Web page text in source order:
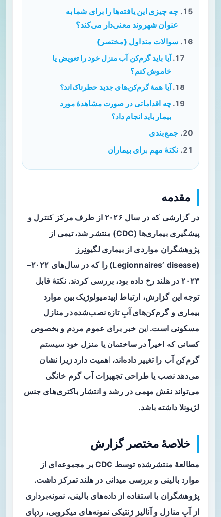
چه چیزی این یافته‌ها را برای شما به
عنوان شهروند معنی‌دار می‌کند؟
سوالات متداول (مختصر)
آیا باید گرم‌کن آب منزل خود را تعویض یا
خاموش کنم؟
آیا همهٔ گرم‌کن‌های جدید خطرناک‌اند؟
چه اقداماتی در صورت مشاهدهٔ مورد
بیمار باید انجام داد؟
جمع‌بندی
نکتهٔ مهم برای بیماران
مقدمه
در گزارشی که در سال ۲۰۲۶ از طرف مرکز کنترل و
پیشگیری بیماری‌ها (CDC) منتشر شد، تیمی از
پژوهشگران مواردی ازبیماری لگیونِرز
(Legionnaires’ disease) را که در سال‌های ۲۰۲۲–
۲۰۲۳ در هلند رخ داده بود، بررسی کردند. نکتهٔ قابل
توجه این گزارش، ارتباط اپیدمیولوژیک بین موارد
بیماری وگرم‌کن‌های آبِ تازه نصب‌شده در منازل
مسکونی است. این خبر برای عموم مردم و بخصوص
کسانی که اخیراً در ساختمان یا منزل خود سیستم
گرم‌کن آب را تغییر داده‌اند، اهمیت دارد زیرا نشان
می‌دهد نصب یا طراحی تجهیزات آب گرم خانگی
می‌تواند نقش مهمی در رشد و انتشار باکتری‌های جنس
لژیونلاداشته باشد.
خلاصهٔ مختصر گزارش
مطالعهٔ منتشرشده توسط CDC بر مجموعه‌ای از
موارد بالینی و بررسی میدانی در هلند تمرکز داشت.
پژوهشگران با استفاده از داده‌های بالینی، نمونه‌برداری
از آبِ منازل و آنالیز ژنتیکی نمونه‌های میکروبی، ردپای